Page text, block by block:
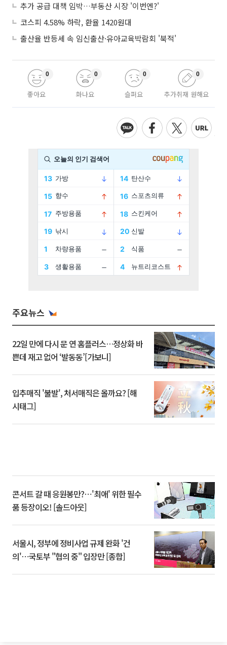
추가 공급 대책 임박…부동산 시장 '이번엔?'
코스피 4.58% 하락, 환율 1420원대
출산율 반등세 속 임신출산·유아교육박람회 '북적'
좋아요
0
화나요
0
슬퍼요
0
추가취재 원해요
0
주요뉴스
22일 만에 다시 문 연 홈플러스…정상화 바
쁜데 재고 없어 ‘발동동’[가보니]
입추매직 '불발', 처서매직은 올까요? [해
시태그]
콘서트 갈 때 응원봉만?⋯'최애' 위한 필수
품 등장이오! [솔드아웃]
서울시, 정부에 정비사업 규제 완화 '건
의'⋯국토부 "협의 중" 입장만 [종합]